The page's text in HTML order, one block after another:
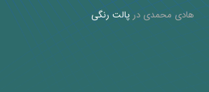
هادی محمدی در پالت رنگی